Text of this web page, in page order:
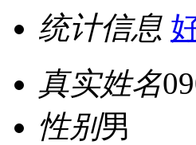
统计信息
真实姓名
性别男